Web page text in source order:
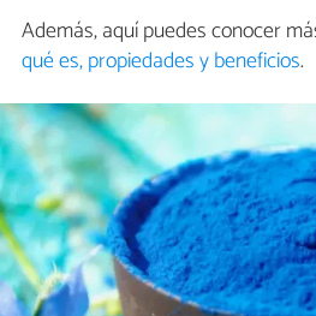
Además, aquí puedes conocer
qué es, propiedades y beneficios.